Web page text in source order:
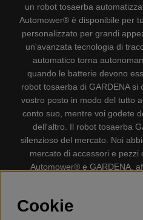
un robot tosaerba
Automower® è disponibile per
personalizzato per grandi
un'avanzata tecnologia di
automatico torna
quando le batterie devono
robot tosaerba di GARDENA
vostro posto in modo del tutto
conto suo, mentre voi godete
dell'altro. Il robot tosaerba
silenzioso del mercato. Noi
mercato di accessori e pezzi
Automower® e GARDENA,
Accessori per la protezione
Cookie